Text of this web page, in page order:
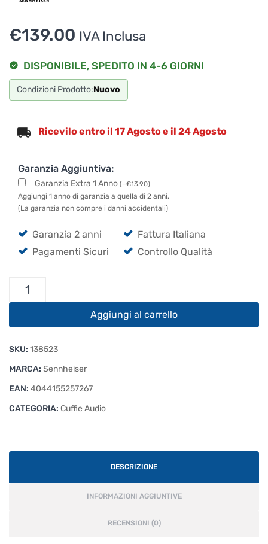
€139.00 IVA Inclusa
DISPONIBILE, SPEDITO IN 4-6 GIORNI
Condizioni Prodotto:Nuovo
Ricevilo entro il 17 Agosto e il 24 Agosto
Garanzia Aggiuntiva:
Garanzia Extra 1 Anno (+€13.90)
Aggiungi 1 anno di garanzia a quella di 2 anni.
(La garanzia non compre i danni accidentali)
Garanzia 2 anni
Fattura Italiana
Pagamenti Sicuri
Controllo Qualità
Sennheiser
quantità
Aggiungi al carrello
SKU: 138523
MARCA: Sennheiser
EAN: 4044155257267
CATEGORIA: Cuffie Audio
DESCRIZIONE
INFORMAZIONI AGGIUNTIVE
RECENSIONI (0)